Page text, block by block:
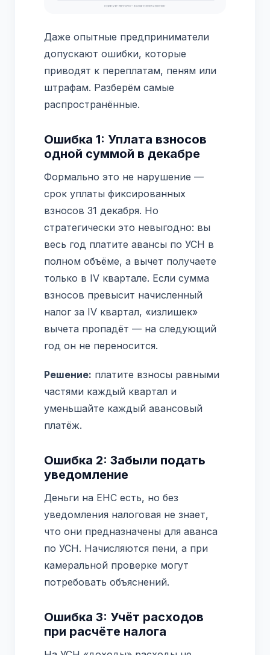
Даже опытные предприниматели
допускают ошибки, которые
приводят к переплатам, пеням или
штрафам. Разберём самые
распространённые.
Ошибка 1: Уплата взносов
одной суммой в декабре
Формально это не нарушение —
срок уплаты фиксированных
взносов 31 декабря. Но
стратегически это невыгодно: вы
весь год платите авансы по УСН в
полном объёме, а вычет получаете
только в IV квартале. Если сумма
взносов превысит начисленный
налог за IV квартал, «излишек»
вычета пропадёт — на следующий
год он не переносится.
Решение: платите взносы равными
частями каждый квартал и
уменьшайте каждый авансовый
платёж.
Ошибка 2: Забыли подать
уведомление
Деньги на ЕНС есть, но без
уведомления налоговая не знает,
что они предназначены для аванса
по УСН. Начисляются пени, а при
камеральной проверке могут
потребовать объяснений.
Ошибка 3: Учёт расходов
при расчёте налога